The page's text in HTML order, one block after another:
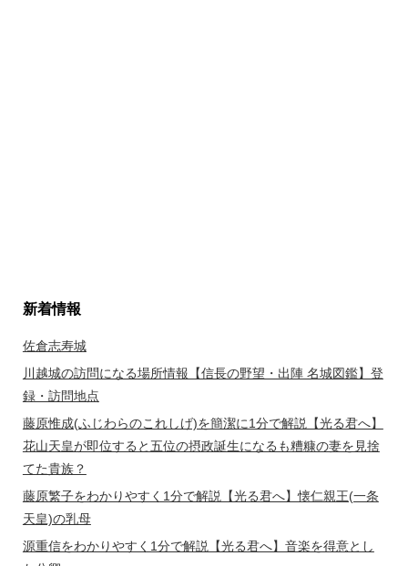
新着情報
佐倉志寿城
川越城の訪問になる場所情報【信長の野望・出陣 名城図鑑】登
録・訪問地点
藤原惟成(ふじわらのこれしげ)を簡潔に1分で解説【光る君へ】
花山天皇が即位すると五位の摂政誕生になるも糟糠の妻を見捨
てた貴族？
藤原繁子をわかりやすく1分で解説【光る君へ】懐仁親王(一条
天皇)の乳母
源重信をわかりやすく1分で解説【光る君へ】音楽を得意とし